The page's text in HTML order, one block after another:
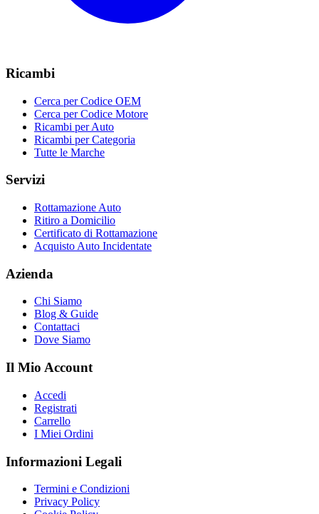
Ricambi
Cerca per Codice OEM
Cerca per Codice Motore
Ricambi per Auto
Ricambi per Categoria
Tutte le Marche
Servizi
Rottamazione Auto
Ritiro a Domicilio
Certificato di Rottamazione
Acquisto Auto Incidentate
Azienda
Chi Siamo
Blog & Guide
Contattaci
Dove Siamo
Il Mio Account
Accedi
Registrati
Carrello
I Miei Ordini
Informazioni Legali
Termini e Condizioni
Privacy Policy